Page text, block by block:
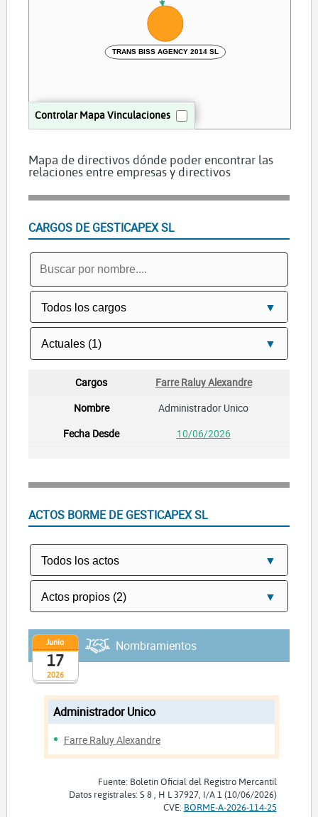
Controlar Mapa Vinculaciones
TRANS BISS AGENCY 2014 SL
Mapa de directivos dónde poder encontrar las
relaciones entre empresas y directivos
CARGOS DE GESTICAPEX SL
Farre Raluy Alexandre
Administrador Unico
10/06/2026
ACTOS BORME DE GESTICAPEX SL
2026
Junio
17
Nombramientos
Administrador Unico
Farre Raluy Alexandre
Fuente: Boletín Oficial del Registro Mercantil
Datos registrales: S 8 , H L 37927, I/A 1 (10/06/2026)
CVE: BORME-A-2026-114-25